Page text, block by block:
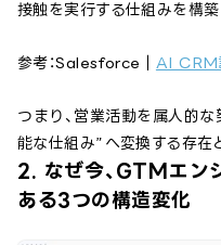
接触を実行する仕組みを構築
参考：Salesforce｜ AI CRM
つまり、営業活動を属人的
能な仕組み”へ変換する存在
2. なぜ今、GTMエン
ある3つの構造変化